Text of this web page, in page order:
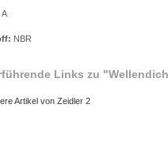
A
NBR
Links zu
Artikel von Zeidler 2